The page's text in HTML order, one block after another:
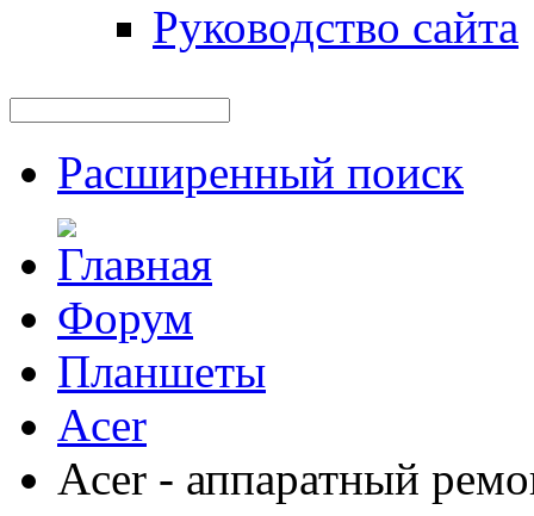
Руководство сайта
Расширенный поиск
Форум
Планшеты
Acer
Acer - аппаратный